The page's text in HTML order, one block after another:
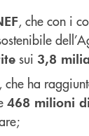
, che con i
sui 3,8
, che ha
468 milioni